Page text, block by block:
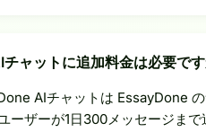
ャットに追加料金は必要で
AIチャットは EssayDone
ーザーが1日300メッセージま